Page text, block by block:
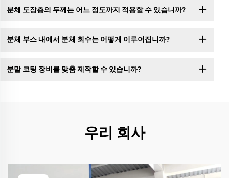
분체 도장층의 두께는 어느 정도까지 적용할 수 있습니까?
분체 부스 내에서 분체 회수는 어떻게 이루어집니까?
분말 코팅 장비를 맞춤 제작할 수 있습니까?
우리 회사